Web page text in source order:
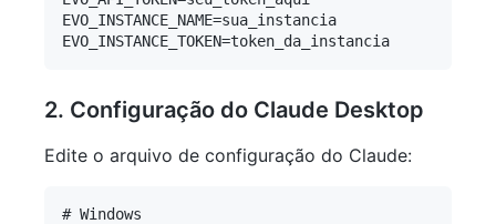
EVO_INSTANCE_NAME=sua_instancia
2. Configuração do Claude Desktop
Edite o arquivo de configuração do Claude:
# Windows